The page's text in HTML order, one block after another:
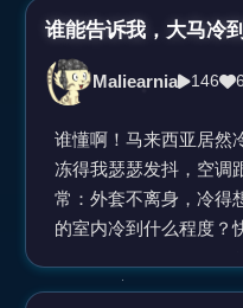
谁能告诉我，大马冷
Maliearnia 146 6
谁懂啊！马来西亚居然
冻得我瑟瑟发抖，空调
常：外套不离身，冷得
的室内冷到什么程度？